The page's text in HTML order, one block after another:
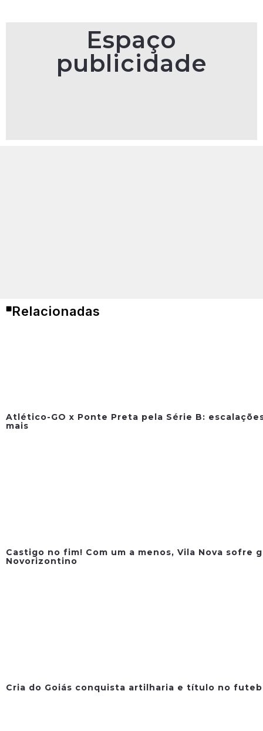
Espaço
publicidade
Relacionadas
Atlético-GO x Ponte Preta pela Série B:
mais
Castigo no fim! Com um a menos, Vila Nova sofre
Novorizontino
Cria do Goiás conquista artilharia e título no